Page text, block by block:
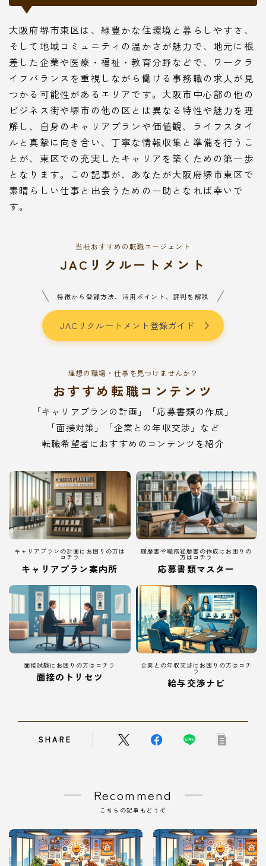
大阪府堺市東区は、緑豊かな住環境と暮らしやすさ、
そして地域コミュニティの温かさが魅力で、地元に根
差した企業や医療・福祉・教育分野などで、ワークラ
イフバランスを重視しながら働ける事務職の求人が見
つかる可能性があるエリアです。大阪市中心部の他の
ビジネス街や堺市の他の区とは異なる特性や魅力を理
解し、自身のキャリアプランや価値観、ライフスタイ
ルと真摯に向き合い、丁寧な情報収集と準備を行うこ
とが、東区での充実したキャリアを築くための第一歩
となります。この記事が、あなたが大阪府堺市東区で
素晴らしい仕事と出会うための一助となれば幸いで
す。
当社おすすめの転職エージェント
JACリクルートメント
特徴から登録方法、活用ポイント、評判を解説
JACリクルートメント登録ガイド
理想の職場・仕事を見つけませんか？
おすすめ転職コンテンツ
「キャリアプランの計画」「応募書類の作成」
「面接対策」「企業との年収交渉」など
転職希望者におすすめのコンテンツを紹介
キャリアプランの計画にお困りの方は
コチラ
キャリアプラン案内所
履歴書や職務経歴書の作成にお困りの
方はコチラ
応募書類マスター
面接試験にお困りの方はコチラ
面接のトリセツ
企業との年収交渉にお困りの方はコチ
ラ
給与交渉ナビ
SHARE
Recommend
こちらの記事もどうぞ